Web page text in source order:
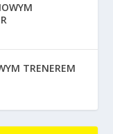
TRENEREM